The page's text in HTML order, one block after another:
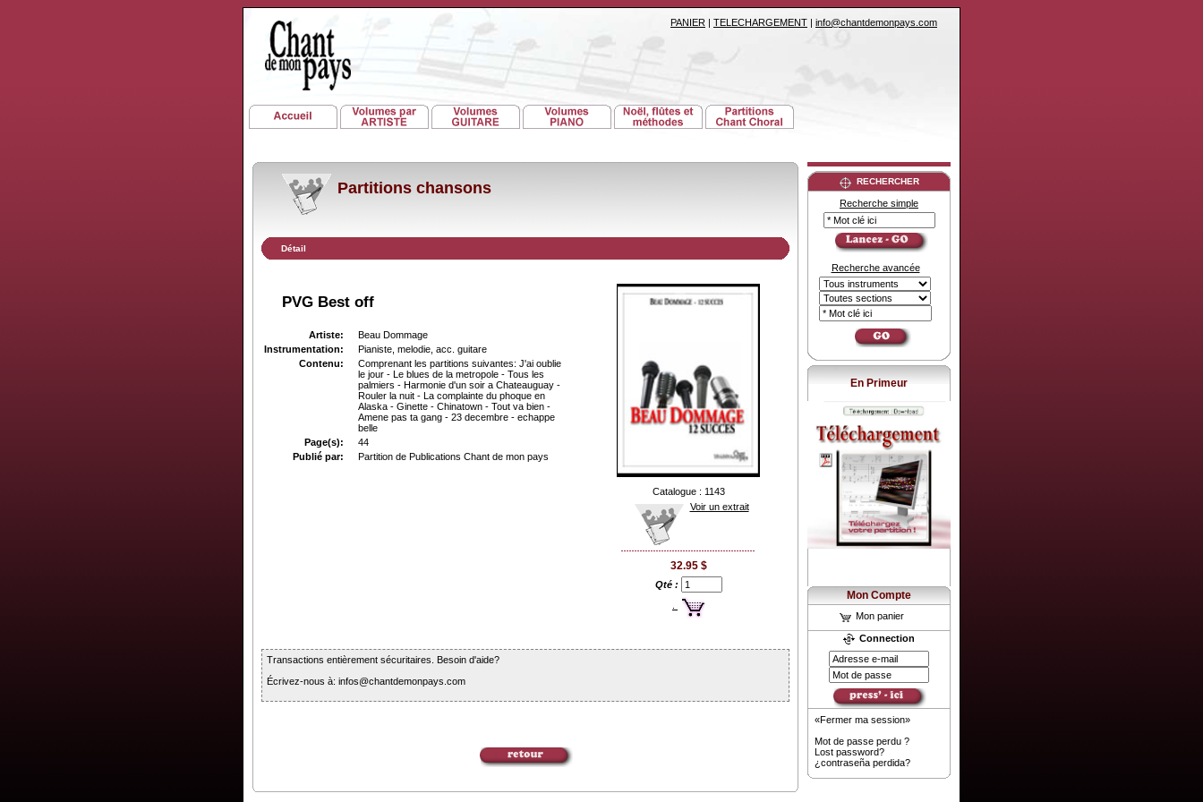
PANIER | TELECHARGEMENT | info@chantdemonpays.com
Partitions chansons
Détail
Catalogue : 1143
Voir un extrait
32.95 $
Qté :
PVG Best off
Artiste:
Beau Dommage
Instrumentation:
Pianiste, melodie, acc. guitare
Contenu:
Comprenant les partitions suivantes: J'ai oublie
le jour - Le blues de la metropole - Tous les
palmiers - Harmonie d'un soir a Chateauguay -
Rouler la nuit - La complainte du phoque en
Alaska - Ginette - Chinatown - Tout va bien -
Amene pas ta gang - 23 decembre - echappe
belle
Page(s):
44
Publié par:
Partition de Publications Chant de mon pays
Transactions entièrement sécuritaires. Besoin d'aide?
Écrivez-nous à: infos@chantdemonpays.com
RECHERCHER
Recherche simple
Recherche avancée
En Primeur
Mon Compte
Mon panier
Connection
«Fermer ma session»
Mot de passe perdu ?
Lost password?
¿contraseña perdida?